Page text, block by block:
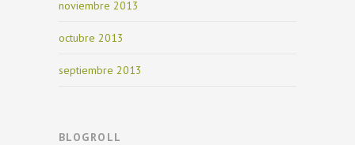
noviembre 2013
octubre 2013
septiembre 2013
BLOGROLL